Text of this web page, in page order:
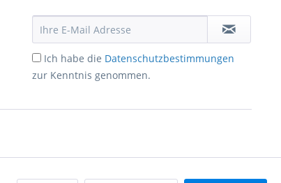
Ich habe die Datenschutzbestimmungen
zur Kenntnis genommen.